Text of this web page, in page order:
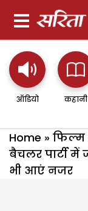
ऑडियो कहानी
Home » फिल्म
बैचलर पार्टी
भी आएं नजर